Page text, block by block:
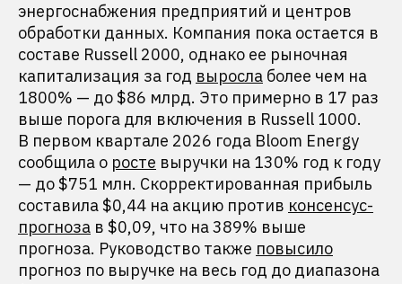
энергоснабжения предприятий и центров
обработки данных. Компания пока остается в
составе Russell 2000, однако ее рыночная
капитализация за год выросла более чем на
1800% — до $86 млрд. Это примерно в 17 раз
выше порога для включения в Russell 1000.
В первом квартале 2026 года Bloom Energy
сообщила о росте выручки на 130% год к году
— до $751 млн. Скорректированная прибыль
составила $0,44 на акцию против консенсус-
прогноза в $0,09, что на 389% выше
прогноза. Руководство также повысило
прогноз по выручке на весь год до диапазона